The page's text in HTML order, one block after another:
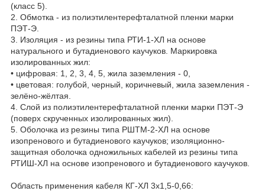
(класс 5).
2. Обмотка - из полиэтилентерефталатной пленки марки
ПЭТ-Э.
3. Изоляция - из резины типа РТИ-1-ХЛ на основе
натурального и бутадиенового каучуков. Маркировка
изолированных жил:
• цифровая: 1, 2, 3, 4, 5, жила заземления - 0,
• цветовая: голубой, черный, коричневый, жила заземления -
зелёно-жёлтая.
4. Слой из полиэтилентерефталатной пленки марки ПЭТ-Э
(поверх скрученных изолированных жил).
5. Оболочка из резины типа РШТМ-2-ХЛ на основе
изопренового и бутадиенового каучуков; изоляционно-
защитная оболочка одножильных кабелей из резины типа
РТИШ-ХЛ на основе изопренового и бутадиенового каучуков.
Область применения кабеля КГ-ХЛ 3х1,5-0,66: